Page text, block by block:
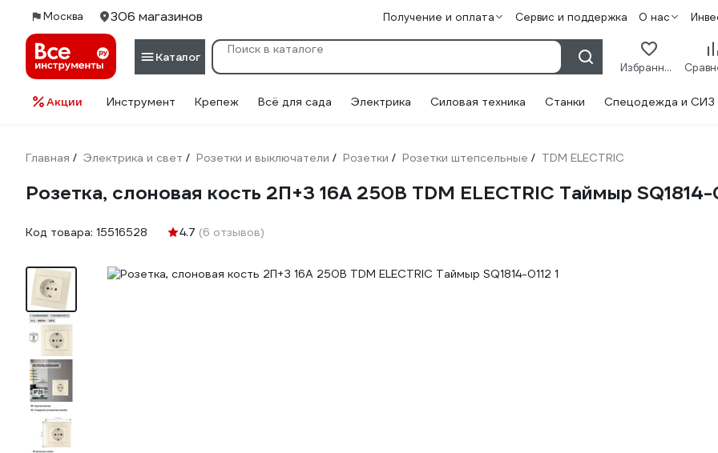
Москва 306 магазинов Получение и оплата Сервис и поддержка О нас
Каталог
Избранное
Акции Инструмент Крепеж Всё для сада Электрика Силовая техника Станки Спецодежда и СИЗ
Главная / Электрика и свет / Розетки и выключатели / Розетки / Розетки штепсельные / TDM ELECTRIC
Розетка, слоновая кость 2П+З 16А 250В TDM ELECTRIC Таймыр SQ1814-
Код товара: 15516528 4.7 (6 отзывов)